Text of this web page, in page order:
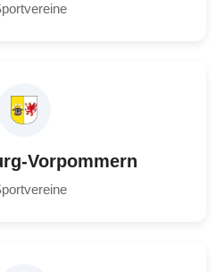
Vorpommern